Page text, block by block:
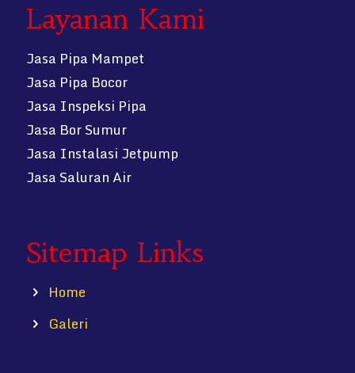
Layanan Kami
Jasa Pipa Mampet
Jasa Pipa Bocor
Jasa Inspeksi Pipa
Jasa Bor Sumur
Jasa Instalasi Jetpump
Jasa Saluran Air
Sitemap Links
Home
Galeri